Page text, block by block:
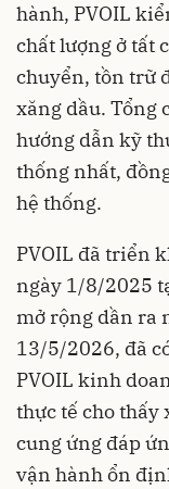
hành, PVOIL
chất lượng ở tất
chuyển, tồn trữ
xăng dầu. Tổng
hướng dẫn kỹ
thống nhất,
hệ thống.
PVOIL đã triển
ngày 1/8/2025
mở rộng dần ra
13/5/2026, đã
PVOIL kinh
thực tế cho thấy
cung ứng đáp
vận hành ổn